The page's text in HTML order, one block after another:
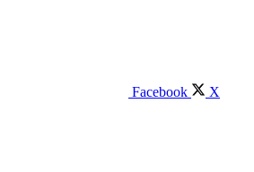
Facebook X